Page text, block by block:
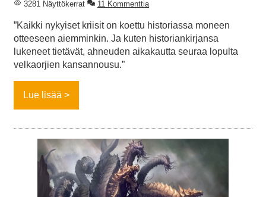
3281 Näyttökerrat
11 Kommenttia
”Kaikki nykyiset kriisit on koettu historiassa moneen
otteeseen aiemminkin. Ja kuten historiankirjansa
lukeneet tietävät, ahneuden aikakautta seuraa lopulta
velkaorjien kansannousu.”
Lue lisää